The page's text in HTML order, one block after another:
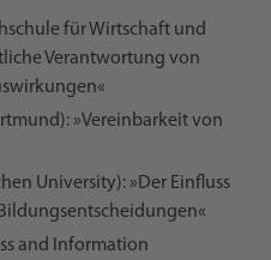
für Wirtschaft und
Verantwortung von
»Vereinbarkeit von
University): »Der Einfluss
and Information